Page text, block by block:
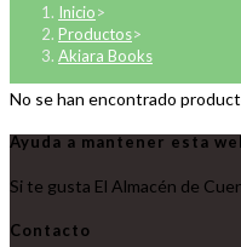
Inicio>
Productos>
Akiara Books
No se han encontrado
Ayuda a mantener esta
Si te gusta El Almacén de
Contacto